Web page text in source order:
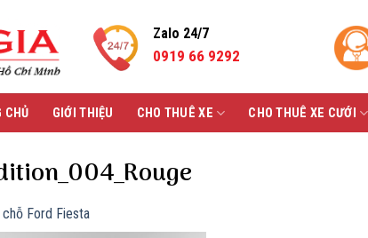
Zalo 24/7
0919 66 9292
CHỦ GIỚI THIỆU CHO THUÊ XE CHO THUÊ XE CƯỚI
Ford Fiesta